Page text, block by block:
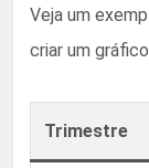
Veja um
criar um
Trimestre